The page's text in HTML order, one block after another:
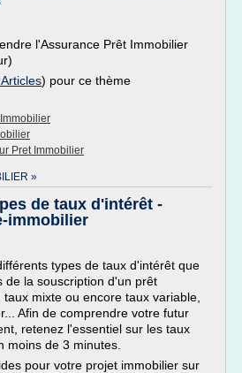
l'Assurance Prêt Immobilier
) pour ce thème
Pret Immobilier
»
de taux d'intérêt -
immobilier
types de taux d'intérêt que
de la souscription d'un prêt
mixte ou encore taux variable,
Afin de comprendre votre futur
retenez l'essentiel sur les taux
moins de 3 minutes.
pour votre projet immobilier sur